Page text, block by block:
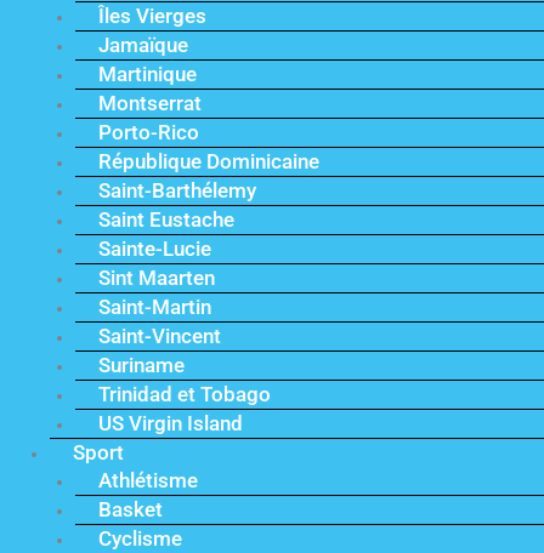
Îles Vierges
Jamaïque
Martinique
Montserrat
Porto-Rico
République Dominicaine
Saint-Barthélemy
Saint Eustache
Sainte-Lucie
Sint Maarten
Saint-Martin
Saint-Vincent
Suriname
Trinidad et Tobago
US Virgin Island
Sport
Athlétisme
Basket
Cyclisme